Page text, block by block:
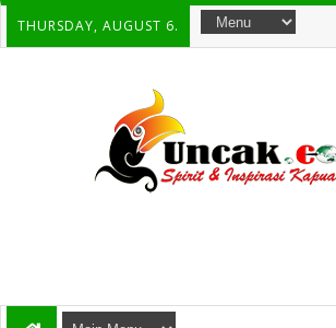
THURSDAY, AUGUST 6.